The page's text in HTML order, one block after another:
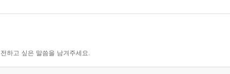
하고 싶은 말씀을 남겨주세요.